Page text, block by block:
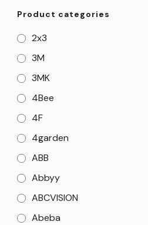
Product categories
2x3
3M
3MK
4Bee
4F
4garden
ABB
Abbyy
ABCVISION
Abeba